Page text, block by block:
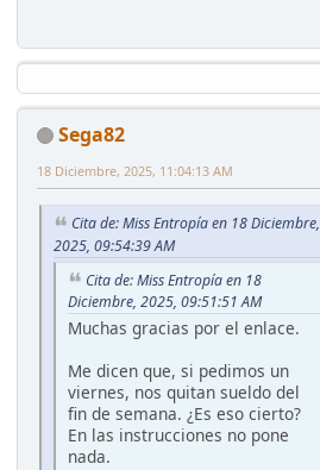
Sega82
18 Diciembre, 2025, 11:04:13 AM
Cita de: Miss Entropía en 18 Diciembre,
2025, 09:54:39 AM
Cita de: Miss Entropía en 18
Diciembre, 2025, 09:51:51 AM
Muchas gracias por el enlace.
Me dicen que, si pedimos un
viernes, nos quitan sueldo del
fin de semana. ¿Es eso cierto?
En las instrucciones no pone
nada.